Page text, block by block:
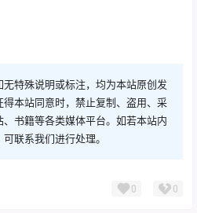
特殊说明或标注，均为本站原创发
本站同意时，禁止复制、盗用、采
书籍等各类媒体平台。如若本站内
联系我们进行处理。
0 0